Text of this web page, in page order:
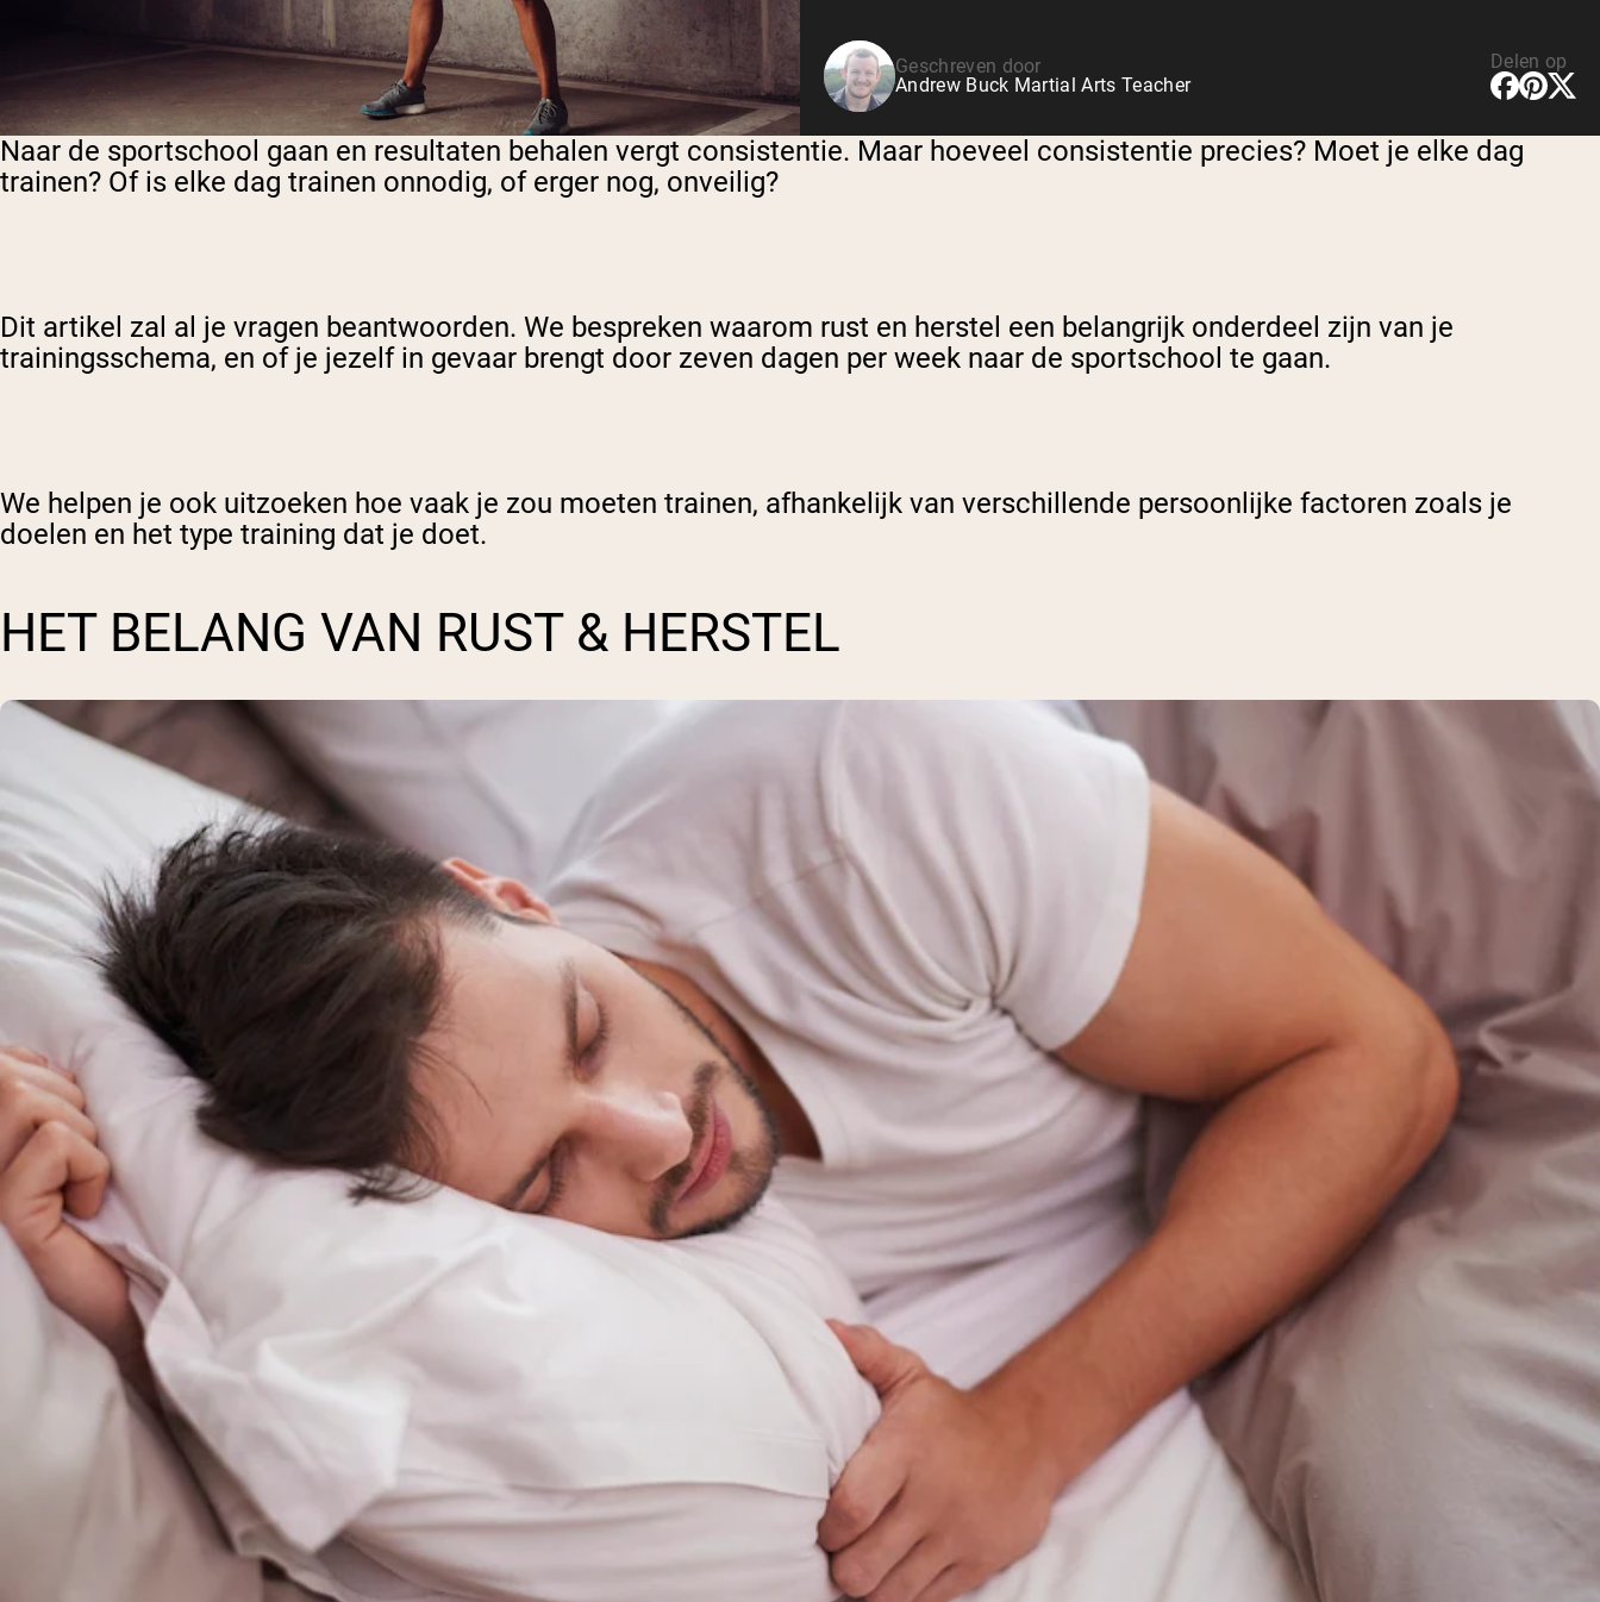
Geschreven door
Andrew Buck Martial Arts Teacher
Delen op
Naar de sportschool gaan en resultaten behalen vergt consistentie. Maar hoeveel consistentie precies? Moet je elke dag
trainen? Of is elke dag trainen onnodig, of erger nog, onveilig?
Dit artikel zal al je vragen beantwoorden. We bespreken waarom rust en herstel een belangrijk onderdeel zijn van je
trainingsschema, en of je jezelf in gevaar brengt door zeven dagen per week naar de sportschool te gaan.
We helpen je ook uitzoeken hoe vaak je zou moeten trainen, afhankelijk van verschillende persoonlijke factoren zoals je
doelen en het type training dat je doet.
HET BELANG VAN RUST & HERSTEL